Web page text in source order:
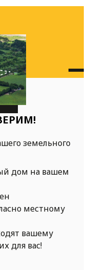
земельного
дом на вашем
местному
вашему
для вас!